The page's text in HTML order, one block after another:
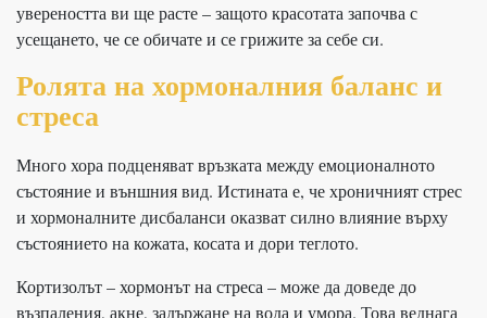
увереността ви ще расте – защото красотата започва с
усещането, че се обичате и се грижите за себе си.
Ролята на хормоналния баланс и
стреса
Много хора подценяват връзката между емоционалното
състояние и външния вид. Истината е, че хроничният стрес
и хормоналните дисбаланси оказват силно влияние върху
състоянието на кожата, косата и дори теглото.
Кортизолът – хормонът на стреса – може да доведе до
възпаления, акне, задържане на вода и умора. Това веднага